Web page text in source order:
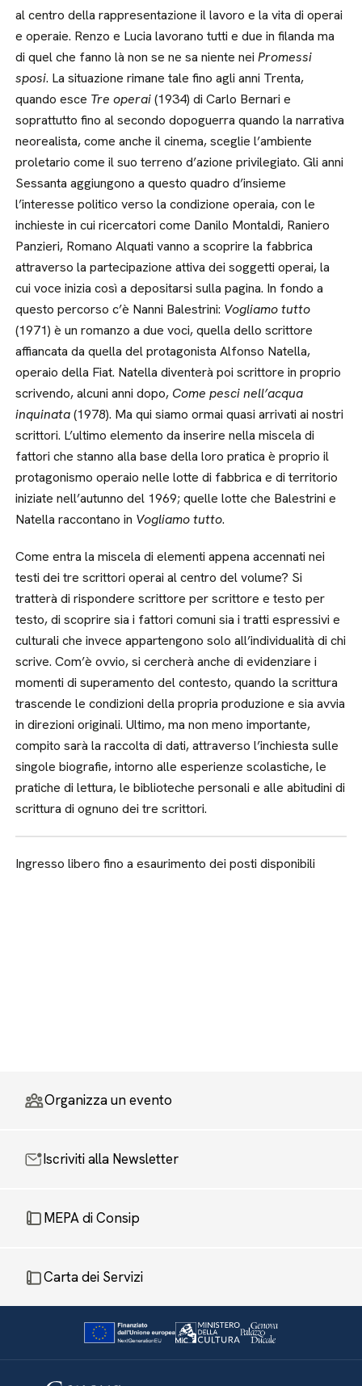
al centro della rappresentazione il lavoro e la vita di operai
e operaie. Renzo e Lucia lavorano tutti e due in filanda ma
di quel che fanno là non se ne sa niente neiPromessi
sposi. La situazione rimane tale fino agli anni Trenta,
quando esce Tre operai(1934) di Carlo Bernari e
soprattutto fino al secondo dopoguerra quando la narrativa
neorealista, come anche il cinema, sceglie l’ambiente
proletario come il suo terreno d’azione privilegiato. Gli anni
Sessanta aggiungono a questo quadro d’insieme
l’interesse politico verso la condizione operaia, con le
inchieste in cui ricercatori come Danilo Montaldi, Raniero
Panzieri, Romano Alquati vanno a scoprire la fabbrica
attraverso la partecipazione attiva dei soggetti operai, la
cui voce inizia così a depositarsi sulla pagina. In fondo a
questo percorso c’è Nanni Balestrini: Vogliamo tutto
(1971) è un romanzo a due voci, quella dello scrittore
affiancata da quella del protagonista Alfonso Natella,
operaio della Fiat. Natella diventerà poi scrittore in proprio
scrivendo, alcuni anni dopo, Come pesci nell’acqua
inquinata(1978). Ma qui siamo ormai quasi arrivati ai nostri
scrittori. L’ultimo elemento da inserire nella miscela di
fattori che stanno alla base della loro pratica è proprio il
protagonismo operaio nelle lotte di fabbrica e di territorio
iniziate nell’autunno del 1969; quelle lotte che Balestrini e
Natella raccontano in Vogliamo tutto.
Come entra la miscela di elementi appena accennati nei
testi dei tre scrittori operai al centro del volume? Si
tratterà di rispondere scrittore per scrittore e testo per
testo, di scoprire sia i fattori comuni sia i tratti espressivi e
culturali che invece appartengono solo all’individualità di chi
scrive. Com’è ovvio, si cercherà anche di evidenziare i
momenti di superamento del contesto, quando la scrittura
trascende le condizioni della propria produzione e sia avvia
in direzioni originali. Ultimo, ma non meno importante,
compito sarà la raccolta di dati, attraverso l’inchiesta sulle
singole biografie, intorno alle esperienze scolastiche, le
pratiche di lettura, le biblioteche personali e alle abitudini di
scrittura di ognuno dei tre scrittori.
Ingresso libero fino a esaurimento dei posti disponibili
Organizza un evento
Iscriviti alla Newsletter
MEPA di Consip
Carta dei Servizi